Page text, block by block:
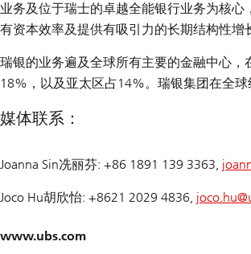
业务及位于瑞士的卓越全能银行业务为核
有资本效率及提供有吸引力的长期结构性增
瑞银的业务遍及全球所有主要的金融中心
18%，以及亚太区占14%。瑞银集团在全
媒体联系：
Joanna Sin冼丽芬: +86 1891 139 3363,
Joco Hu胡欣怡: +8621 2029 4836, joco.hu@
www.ubs.com